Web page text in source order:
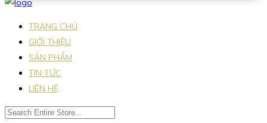
TRANG CHỦ
GIỚI THIỆU
SẢN PHẨM
TIN TỨC
LIÊN HỆ